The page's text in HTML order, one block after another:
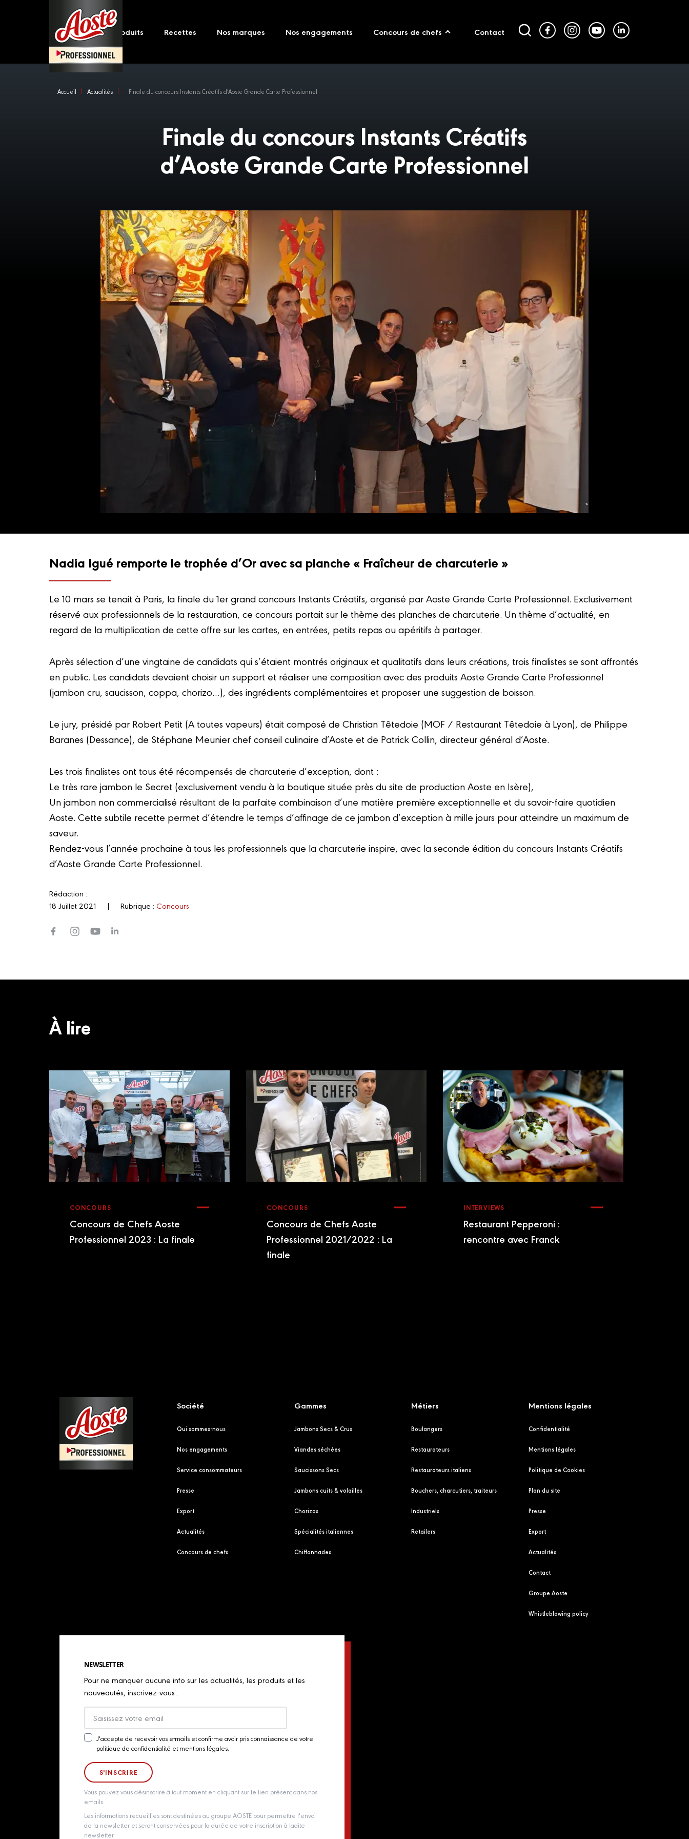
Main
navigation
Produits
Recettes Nos marques Nos engagements Concours de chefs Contact
Accueil Actualités Finale du concours Instants Créatifs d’Aoste Grande Carte Professionnel
Finale du concours Instants Créatifs
d’Aoste Grande Carte Professionnel
Nadia Igué remporte le trophée d’Or avec sa planche « Fraîcheur de charcuterie »
Le 10 mars se tenait à Paris, la finale du 1er grand concours Instants Créatifs, organisé par Aoste Grande Carte Professionnel. Exclusivement
réservé aux professionnels de la restauration, ce concours portait sur le thème des planches de charcuterie. Un thème d’actualité, en
regard de la multiplication de cette offre sur les cartes, en entrées, petits repas ou apéritifs à partager.
Après sélection d’une vingtaine de candidats qui s’étaient montrés originaux et qualitatifs dans leurs créations, trois finalistes se sont affrontés
en public. Les candidats devaient choisir un support et réaliser une composition avec des produits Aoste Grande Carte Professionnel
(jambon cru, saucisson, coppa, chorizo…), des ingrédients complémentaires et proposer une suggestion de boisson.
Le jury, présidé par Robert Petit (A toutes vapeurs) était composé de Christian Têtedoie (MOF / Restaurant Têtedoie à Lyon), de Philippe
Baranes (Dessance), de Stéphane Meunier chef conseil culinaire d’Aoste et de Patrick Collin, directeur général d’Aoste.
Les trois finalistes ont tous été récompensés de charcuterie d’exception, dont :
Le très rare jambon le Secret (exclusivement vendu à la boutique située près du site de production Aoste en Isère),
Un jambon non commercialisé résultant de la parfaite combinaison d’une matière première exceptionnelle et du savoir-faire quotidien
Aoste. Cette subtile recette permet d’étendre le temps d’affinage de ce jambon d’exception à mille jours pour atteindre un maximum de
saveur.
Rendez-vous l’année prochaine à tous les professionnels que la charcuterie inspire, avec la seconde édition du concours Instants Créatifs
d’Aoste Grande Carte Professionnel.
Rédaction :
18 Juillet 2021
| Rubrique : Concours
À lire
CONCOURS
Concours de Chefs Aoste
Professionnel 2023 : La finale
CONCOURS
Concours de Chefs Aoste
Professionnel 2021/2022 : La
finale
INTERVIEWS
Restaurant Pepperoni :
rencontre avec Franck
Société
Qui sommes-nous
Nos engagements
Service consommateurs
Presse
Export
Actualités
Concours de chefs
Gammes
Jambons Secs & Crus
Viandes séchées
Saucissons Secs
Jambons cuits & volailles
Chorizos
Spécialités italiennes
Chiffonnades
Métiers
Boulangers
Restaurateurs
Restaurateurs italiens
Bouchers, charcutiers, traiteurs
Industriels
Retailers
Mentions légales
Confidentialité
Mentions légales
Politique de Cookies
Plan du site
Presse
Export
Actualités
Contact
Groupe Aoste
Whistleblowing policy
NEWSLETTER
Pour ne manquer aucune info sur les actualités, les produits et les
nouveautés, inscrivez-vous :
Newsletter
J'accepte de recevoir vos e-mails et confirme avoir pris connaissance de votre
politique de confidentialité et mentions légales.
Vous pouvez vous désinscrire à tout moment en cliquant sur le lien présent dans nos
emails.
Les informations recueillies sont destinées au groupe AOSTE pour permettre l'envoi
de la newsletter et seront conservées pour la durée de votre inscription à ladite
newsletter.